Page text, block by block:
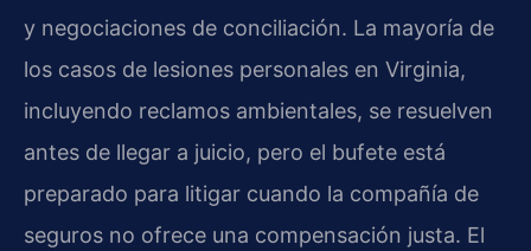
y negociaciones de conciliación. La mayoría de
los casos de lesiones personales en Virginia,
incluyendo reclamos ambientales, se resuelven
antes de llegar a juicio, pero el bufete está
preparado para litigar cuando la compañía de
seguros no ofrece una compensación justa. El